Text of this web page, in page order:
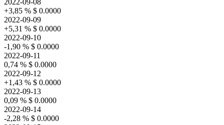
2022-09-08
+3,85 % $ 0.0000
2022-09-09
+5,31 % $ 0.0000
2022-09-10
-1,90 % $ 0.0000
2022-09-11
0,74 % $ 0.0000
2022-09-12
+1,43 % $ 0.0000
2022-09-13
0,09 % $ 0.0000
2022-09-14
-2,28 % $ 0.0000